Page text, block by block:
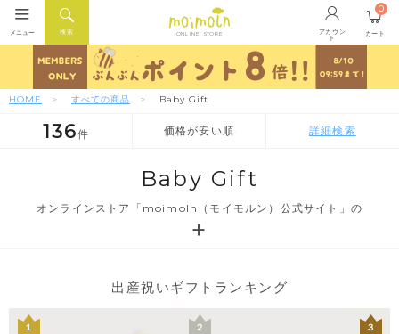
ONLINE STORE アカウン
ト
検索
メニュー カート
0
HOME すべての商品 Baby Gift
価格が安い順
価格が安い順
136件 詳細検索
Baby Gift
オンラインストア「moimoln（モイモルン）公式サイト」の
出産祝いギフトランキング
１ ２ ３